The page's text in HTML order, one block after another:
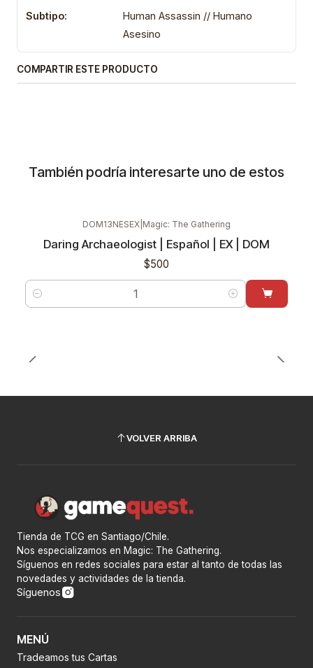
Subtipo:
Human Assassin // Humano
Asesino
COMPARTIR ESTE PRODUCTO
También podría interesarte uno de estos
DOM13NESEX Magic: The Gathering
Daring Archaeologist | Español | EX | DOM
$500
Cantidad
VOLVER ARRIBA
Tienda de TCG en Santiago/Chile.
Nos especializamos en Magic: The Gathering.
Síguenos en redes sociales para estar al tanto de todas las
novedades y actividades de la tienda.
Síguenos
MENÚ
Tradeamos tus Cartas